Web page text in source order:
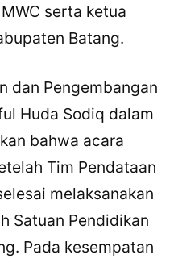
serta ketua
Batang.
dan Pengembangan
Huda Sodiq dalam
bahwa acara
Tim Pendataan
melaksanakan
Satuan Pendidikan
Pada kesempatan